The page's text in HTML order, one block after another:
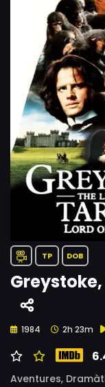
TP DOB
1984 2h 23m
Aventures,